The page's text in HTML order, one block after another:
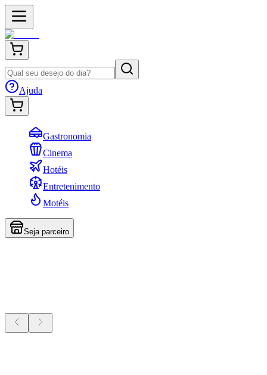
Ajuda
Gastronomia
Cinema
Hotéis
Entretenimento
Motéis
Seja parceiro